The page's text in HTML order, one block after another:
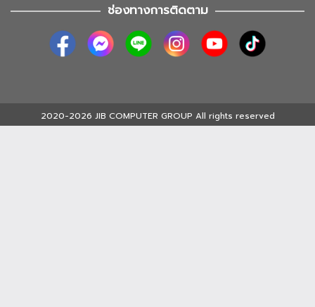
ช่องทางการติดตาม
2020-2026 JIB COMPUTER GROUP All rights reserved